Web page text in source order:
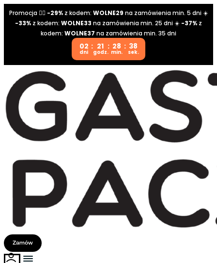
Promocja 👉🏼 -29%z kodem: WOLNE29 na zamówienia min. 5 dni ☀️
-33% z kodem: WOLNE33 na zamówienia min. 25 dni ☀️ -37% z
kodem: WOLNE37 na zamówienia min. 35 dni
02
dni
: 21
godz.
: 28
min.
: 38
sek.
Zamów